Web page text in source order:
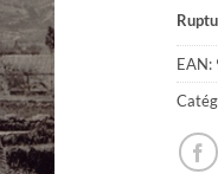
EAN: